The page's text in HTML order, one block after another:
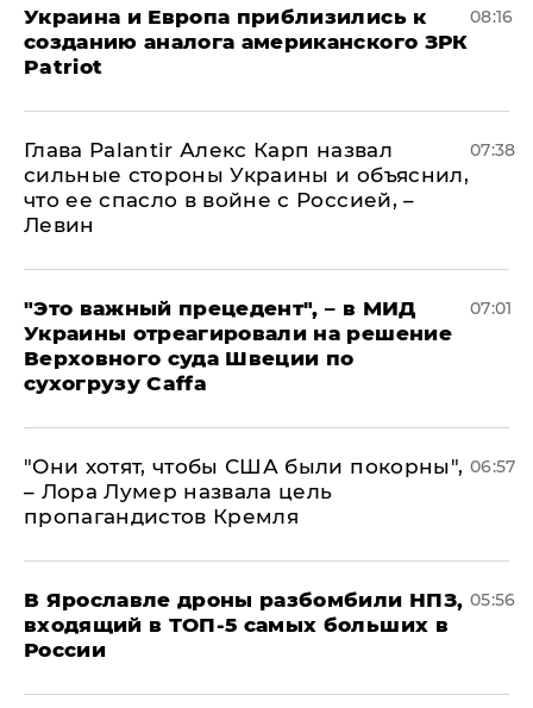
Украина и Европа приблизились к
созданию аналога американского ЗРК
Patriot
08:16
Глава Palantir Алекс Карп назвал
сильные стороны Украины и объяснил,
что ее спасло в войне с Россией, –
Левин
07:38
"Это важный прецедент", – в МИД
Украины отреагировали на решение
Верховного суда Швеции по
сухогрузу Caffa
07:01
"Они хотят, чтобы США были покорны",
– Лора Лумер назвала цель
пропагандистов Кремля
06:57
В Ярославле дроны разбомбили НПЗ,
входящий в ТОП-5 самых больших в
России
05:56